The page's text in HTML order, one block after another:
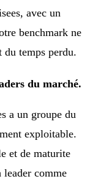
avec un
benchmark ne
du temps perdu.
du marché.
a un groupe du
exploitable.
et de maturite
comme